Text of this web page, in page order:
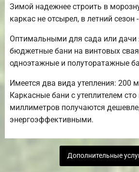
Зимой надежнее строить в
каркас не отсырел, в летний
Оптимальными для сада или дачи
бюджетные бани на винтовых
одноэтажные и полуторатажные
Имеется два вида утепления: 200
Каркасные бани с утеплителем сто
миллиметров получаются
энергоэффективными.
Дополнительные